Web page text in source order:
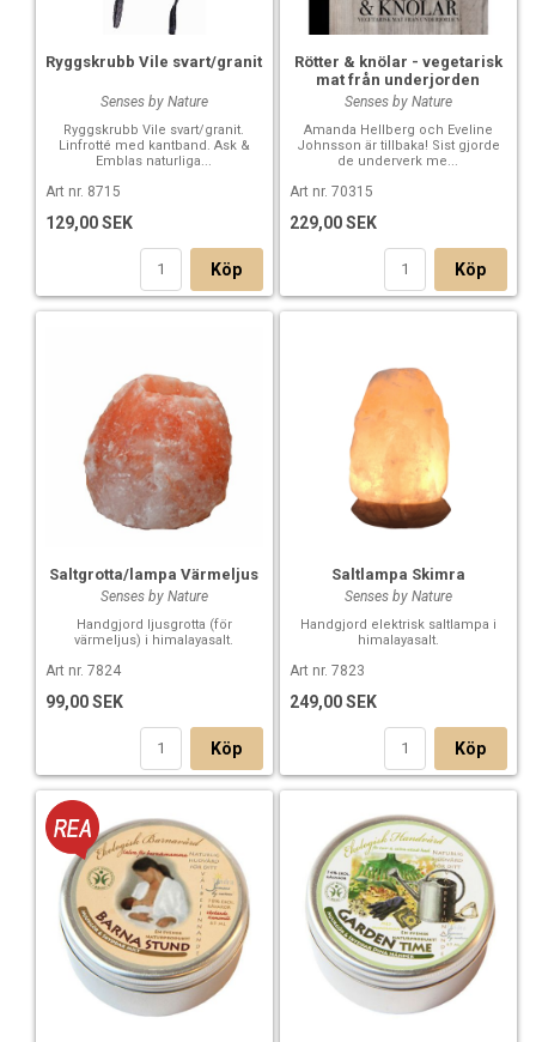
Ryggskrubb Vile svart/granit
Senses by Nature
Ryggskrubb Vile svart/granit.
Linfrotté med kantband. Ask &
Emblas naturliga...
Art nr. 8715
129,00 SEK
Köp
Rötter & knölar - vegetarisk
mat från underjorden
Senses by Nature
Amanda Hellberg och Eveline
Johnsson är tillbaka! Sist gjorde
de underverk me...
Art nr. 70315
229,00 SEK
Köp
Saltgrotta/lampa Värmeljus
Senses by Nature
Handgjord ljusgrotta (för
värmeljus) i himalayasalt.
Art nr. 7824
99,00 SEK
Köp
Saltlampa Skimra
Senses by Nature
Handgjord elektrisk saltlampa i
himalayasalt.
Art nr. 7823
249,00 SEK
Köp